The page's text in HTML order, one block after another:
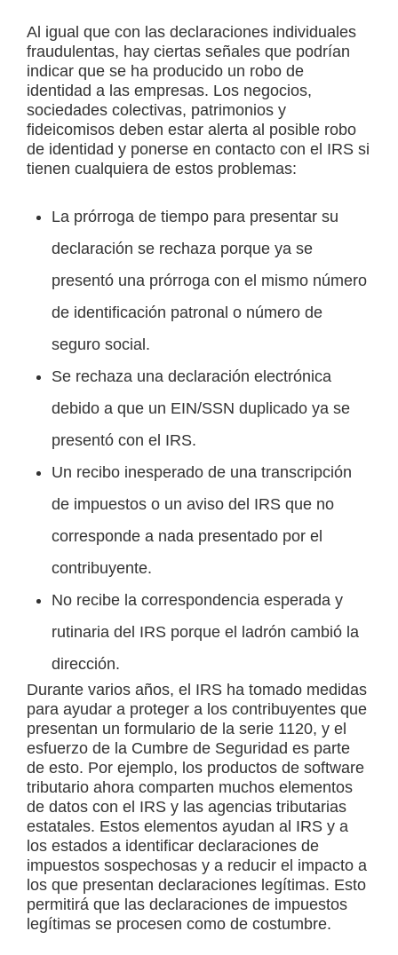
Al igual que con las declaraciones individuales
fraudulentas, hay ciertas señales que podrían
indicar que se ha producido un robo de
identidad a las empresas. Los negocios,
sociedades colectivas, patrimonios y
fideicomisos deben estar alerta al posible robo
de identidad y ponerse en contacto con el IRS si
tienen cualquiera de estos problemas:
La prórroga de tiempo para presentar su
declaración se rechaza porque ya se
presentó una prórroga con el mismo número
de identificación patronal o número de
seguro social.
Se rechaza una declaración electrónica
debido a que un EIN/SSN duplicado ya se
presentó con el IRS.
Un recibo inesperado de una transcripción
de impuestos o un aviso del IRS que no
corresponde a nada presentado por el
contribuyente.
No recibe la correspondencia esperada y
rutinaria del IRS porque el ladrón cambió la
dirección.
Durante varios años, el IRS ha tomado medidas
para ayudar a proteger a los contribuyentes que
presentan un formulario de la serie 1120, y el
esfuerzo de la Cumbre de Seguridad es parte
de esto. Por ejemplo, los productos de software
tributario ahora comparten muchos elementos
de datos con el IRS y las agencias tributarias
estatales. Estos elementos ayudan al IRS y a
los estados a identificar declaraciones de
impuestos sospechosas y a reducir el impacto a
los que presentan declaraciones legítimas. Esto
permitirá que las declaraciones de impuestos
legítimas se procesen como de costumbre.